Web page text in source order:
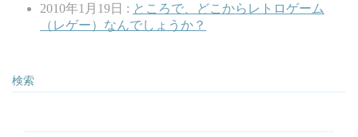
2010年1月19日 : ところで、どこからレトロゲーム
（レゲー）なんでしょうか？
検索